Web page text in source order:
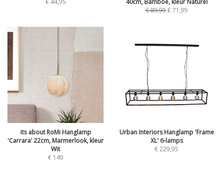
€44,95
40cm, Bamboe, kleur Naturel
€89,99 €71,99
its about RoMi Hanglamp
'Carrara' 22cm, Marmerlook, kleur
Wit
€ 149
Urban Interiors Hanglamp 'Frame
XL' 6-lamps
€229,95